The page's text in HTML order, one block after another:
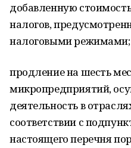
добавленную
налогов,
налоговыми режимами;
продление на шесть
микропредприятий,
деятельность в
соответствии с
настоящего перечня